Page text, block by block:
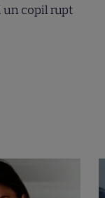
un copil rupt